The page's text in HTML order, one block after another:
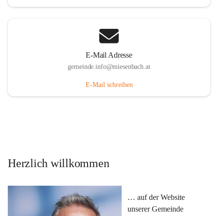
E-Mail Adresse
gemeinde.info@miesenbach.at
E-Mail schreiben
Herzlich willkommen
… auf der Website
unserer Gemeinde